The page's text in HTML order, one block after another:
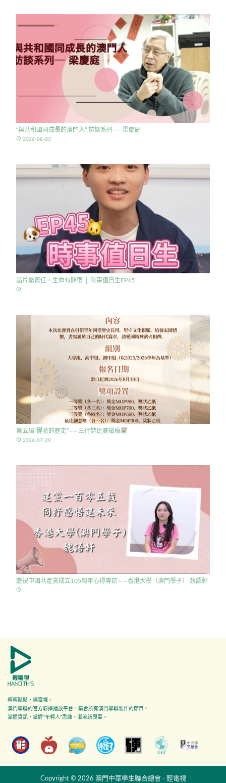
“與共和國同成長的澳門人” 訪談系列——梁慶庭
access_time 2026-08-03
晶片繫責任，生命有歸宿 │ 時事值日生EP45
access_time
第五屆”醒著的歷史”——三行詩比賽徵稿
access_time 2026-07-29
慶祝中國共產黨成立105周年心得專訪——香港大學（澳門學子） 魏語軒
access_time
輕輕鬆鬆，睇電視。
澳門學聯的官方影攝播放平台，集合所有澳門學聯製作的節目。
掌握資訊，掌握"年輕人”思維、潮流新興事。
Copyright © 2026 澳門中華學生聯合總會 - 輕電視